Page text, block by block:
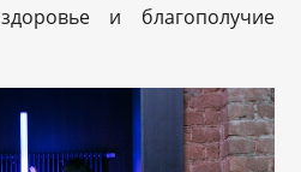
и благополучие